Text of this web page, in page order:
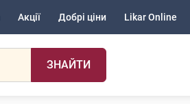
Акції Добрі ціни Likar Online
ЗНАЙТИ